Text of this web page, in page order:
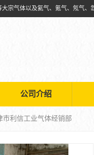
公司介绍
利信工业气体经销部